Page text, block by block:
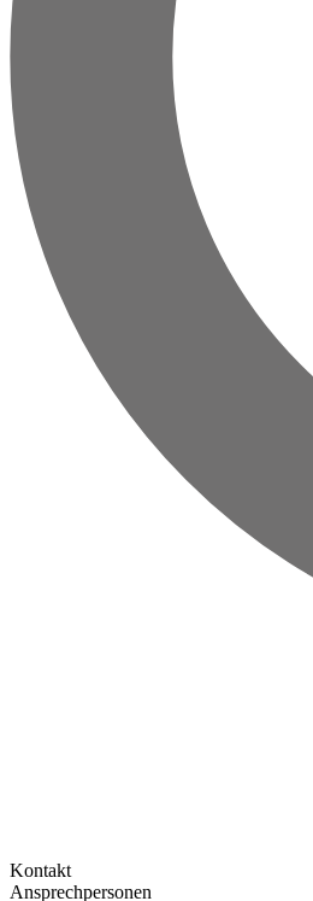
Kontakt
Ansprechpersonen